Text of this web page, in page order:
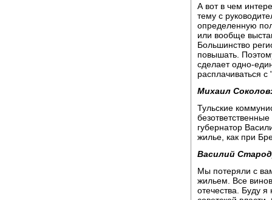
А вот в чем
тему с
определенную
или вообще
Большинство
повышать.
сделает одно-
расплачиваться
Михаил
Тульские
губернатор
жилье, как при
Василий
Мы потеряли с
жильем. Все
отечества. Буду я